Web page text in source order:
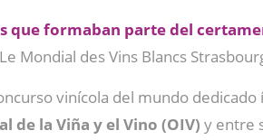
que formaban parte del
Mondial des Vins Blancs
vinícola del mundo
de la Viña y el Vino (OIV) y entre